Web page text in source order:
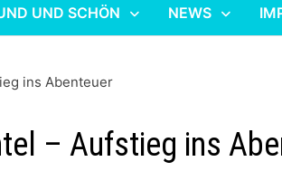
UND SCHÖN NEWS
ins Abenteuer
– Aufstieg ins